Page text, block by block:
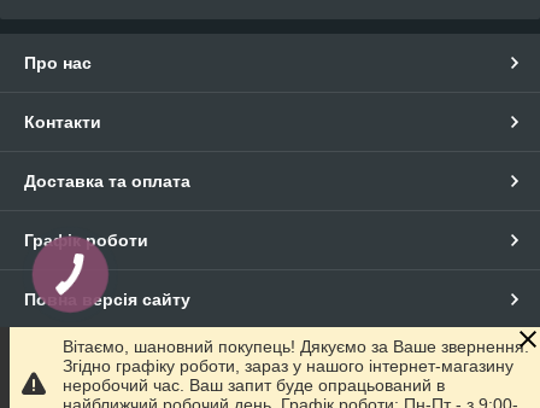
Про нас
Контакти
Доставка та оплата
Графік роботи
Повна версія сайту
Сайт створено на маркетплейсіProm.ua
Вітаємо, шановний покупець! Дякуємо за Ваше звернення.
Згідно графіку роботи, зараз у нашого інтернет-магазину
неробочий час. Ваш запит буде опрацьований в